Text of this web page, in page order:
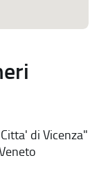
di Vicenza"